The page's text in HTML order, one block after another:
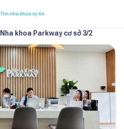
Tìm nha khoa uy tín
Nha khoa Parkway cơ sở 3/2